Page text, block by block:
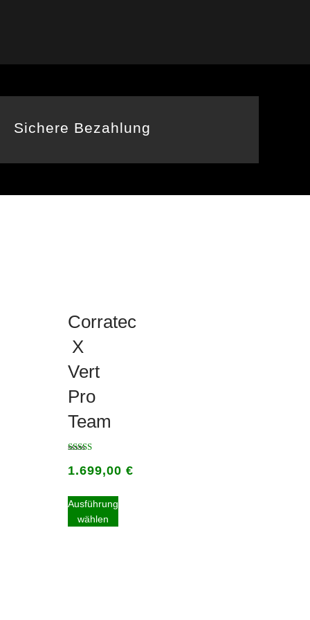
Sichere Bezahlung
Corratec
X
Vert
Pro
Team
mit
5.00
1.699,00 €
Ausführung
wählen